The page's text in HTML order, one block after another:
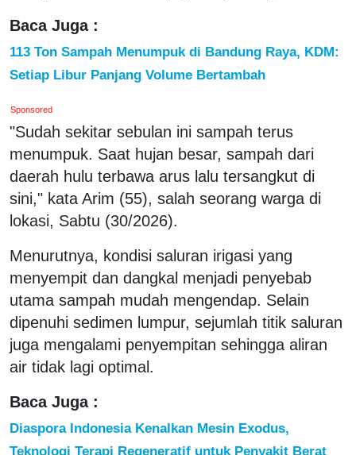
Baca Juga :
113 Ton Sampah Menumpuk di Bandung Raya, KDM:
Setiap Libur Panjang Volume Bertambah
Sponsored
"Sudah sekitar sebulan ini sampah terus
menumpuk. Saat hujan besar, sampah dari
daerah hulu terbawa arus lalu tersangkut di
sini," kata Arim (55), salah seorang warga di
lokasi, Sabtu (30/2026).
Menurutnya, kondisi saluran irigasi yang
menyempit dan dangkal menjadi penyebab
utama sampah mudah mengendap. Selain
dipenuhi sedimen lumpur, sejumlah titik saluran
juga mengalami penyempitan sehingga aliran
air tidak lagi optimal.
Baca Juga :
Diaspora Indonesia Kenalkan Mesin Exodus,
Teknologi Terapi Regeneratif untuk Penyakit Berat